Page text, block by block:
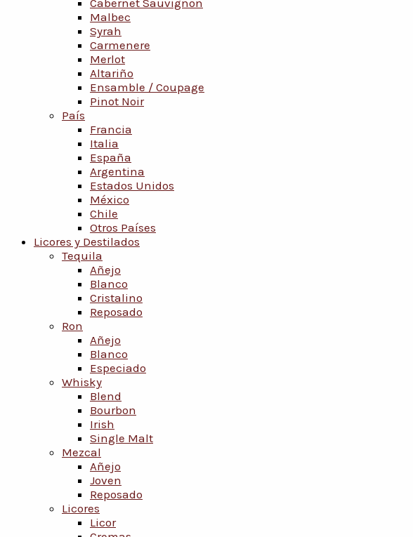
Cabernet Sauvignon
Malbec
Syrah
Carmenere
Merlot
Altariño
Ensamble / Coupage
Pinot Noir
País
Francia
Italia
España
Argentina
Estados Unidos
México
Chile
Otros Países
Licores y Destilados
Tequila
Añejo
Blanco
Cristalino
Reposado
Ron
Añejo
Blanco
Especiado
Whisky
Blend
Bourbon
Irish
Single Malt
Mezcal
Añejo
Joven
Reposado
Licores
Licor